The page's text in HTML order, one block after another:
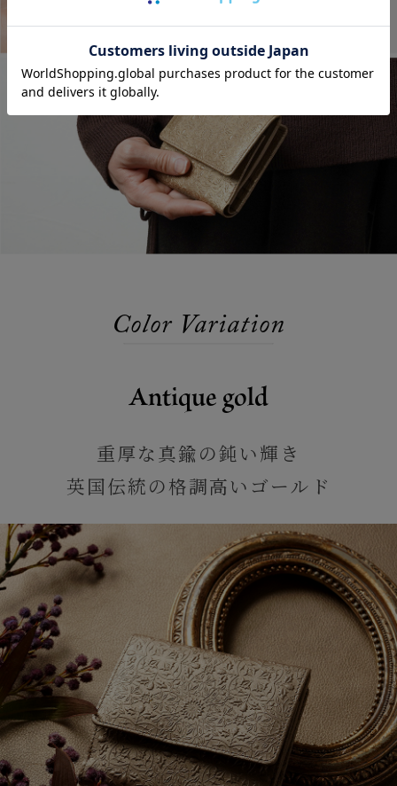
Color Variation
Antique gold
重厚な真鍮の鈍い輝き
英国伝統の格調高いゴールド